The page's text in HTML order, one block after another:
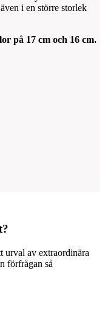
i en större storlek
på 17 cm och 16 cm.
urval av extraordinära
förfrågan så